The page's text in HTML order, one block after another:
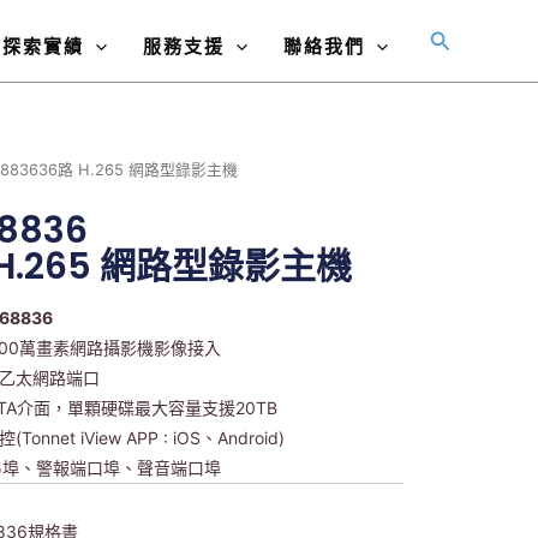
探索實績 服務支援 聯絡我們
搜
路 H.265 網路型錄影主機
網路型錄影主機
萬畫素網路攝影機影像接入
太網路端口
介面，單顆硬碟最大容量支援20TB
(Tonnet iView APP : iOS、Android)
、警報端口埠、聲音端口埠
規格書